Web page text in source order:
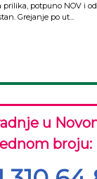
prilika, potpuno NOV i
Grejanje po ut...
u
broju: